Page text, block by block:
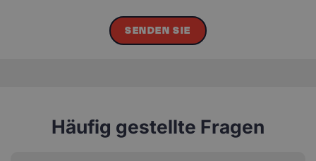
SENDEN SIE
Häufig gestellte Fragen